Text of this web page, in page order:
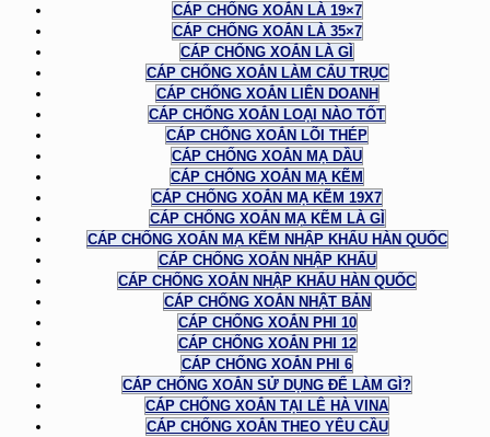
CÁP CHỐNG XOẮN LÀ 19×7
CÁP CHỐNG XOẮN LÀ 35×7
CÁP CHỐNG XOẮN LÀ GÌ
CÁP CHỐNG XOẮN LÀM CẨU TRỤC
CÁP CHỐNG XOẮN LIÊN DOANH
CÁP CHỐNG XOẮN LOẠI NÀO TỐT
CÁP CHỐNG XOẮN LÕI THÉP
CÁP CHỐNG XOẮN MẠ DẦU
CÁP CHỐNG XOẮN MẠ KẼM
CÁP CHỐNG XOẮN MẠ KẼM 19X7
CÁP CHỐNG XOẮN MẠ KẼM LÀ GÌ
CÁP CHỐNG XOẮN MẠ KẼM NHẬP KHẨU HÀN QUỐC
CÁP CHỐNG XOẮN NHẬP KHẨU
CÁP CHỐNG XOẮN NHẬP KHẨU HÀN QUỐC
CÁP CHỐNG XOẮN NHẬT BẢN
CÁP CHỐNG XOẮN PHI 10
CÁP CHỐNG XOẮN PHI 12
CÁP CHỐNG XOẮN PHI 6
CÁP CHỐNG XOẮN SỬ DỤNG ĐỂ LÀM GÌ?
CÁP CHỐNG XOẮN TẠI LÊ HÀ VINA
CÁP CHỐNG XOẮN THEO YÊU CẦU